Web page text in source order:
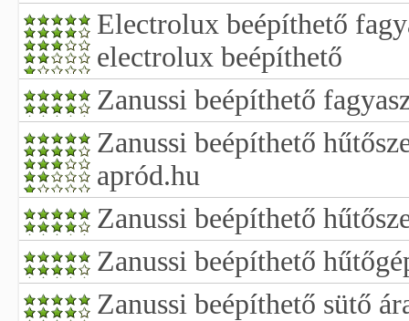
Electrolux beépíthető
electrolux beépíthető
Zanussi beépíthető
Zanussi beépíthető
apród.hu
Zanussi beépíthető
Zanussi beépíthető
Zanussi beépíthető sütő